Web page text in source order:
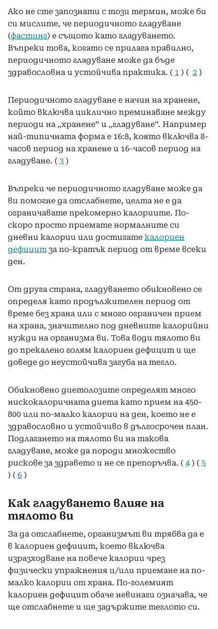
Ако не сте запознати с този термин, може би
си мислите, че периодичното гладуване
(фастинг) е същото като гладуването.
Въпреки това, когато се прилага правилно,
периодичното гладуване може да бъде
здравословна и устойчива практика. ( 1 ) ( 2 )
Периодичното гладуване е начин на хранене,
който включва циклично преминаване между
периоди на „хранене“ и „гладуване“. Например
най-типичната форма е 16:8, която включва 8-
часов период на хранене и 16-часов период на
гладуване. ( 3 )
Въпреки че периодичното гладуване може да
ви помогне да отслабнете, целта не е да
ограничавате прекомерно калориите. По-
скоро просто приемате нормалните си
дневни калории или достигате калориен
дефицит за по-кратък период от време всеки
ден.
От друга страна, гладуването обикновено се
определя като продължителен период от
време без храна или с много ограничен прием
на храна, значително под дневните калорийни
нужди на организма ви. Това води тялото ви
до прекалено голям калориен дефицит и ще
доведе до неустойчива загуба на тегло.
Обикновено диетолозите определят много
нискокалоричната диета като прием на 450-
800 или по-малко калории на ден, което не е
здравословно и устойчиво в дългосрочен план.
Подлагането на тялото ви на такова
гладуване, може да породи множество
рискове за здравето и не се препоръчва. ( 4 ) ( 5
) ( 6 )
Как гладуването влияе на
тялото ви
За да отслабнете, организмът ви трябва да е
в калориен дефицит, което включва
изразходване на повече калории чрез
физически упражнения и/или приемане на по-
малко калории от храна. По-големият
калориен дефицит обаче невинаги означава, че
ще отслабнете и ще задържите теглото си.